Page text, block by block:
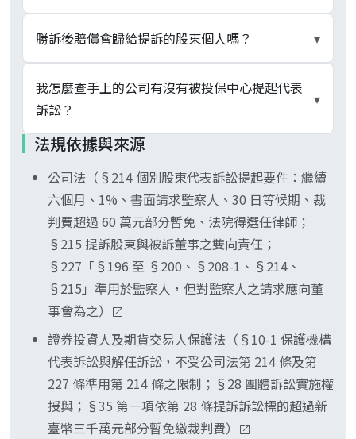
1%、繼續六個月、書面請求監察人、30 日等候期
等要件，一般民事訴訟無此持股或期間要件。相關
§227）見 references。
求監察人、監察人 30 日不提訴。投保中心代表訴
訟由投保法 §10-1 規範，由投保中心代位上市櫃
道 1% 與六個月持股要件之限制、亦不必先請求監
察人；該條於 98/5/20 增訂、109/5/22 修正擴大
適用範圍含興櫃公司與操縱、內線交易等市場秩序
事項。兩條軌道並行不互斥，實務上以投保中心軌
個別股東代表訴訟訂有部分暫免機制：裁判費 60
萬元以下部分按民事訴訟法計徵、超過部分暫免徵
收，避免高額爭議標的之裁判費直接擋下訴訟啟
動。同時法院得命提訴股東提供相當之擔保、敗訴
制。投保中心軌道則另有一套減免：投保中心發起
的團體訴訟，訴訟標的超過 3,000 萬元的部分暫免
繳裁判費，與個別股東的 60 萬元門檻屬不同法
源、不同上限。相關條文（公司法 §214，投保法
§28、§35）見 references。
勝訴後賠償會歸給提訴的股東個人嗎？ ▾
不會。代表訴訟之被告為董事或監察人，求償標的
為公司因董事行為所受之損害，勝訴賠償歸公司、
不是歸提訴股東個人。賠償進公司後增加可分配盈
餘，再依各公司章程與股利政策、以盈餘分派方式
回流全體股東；提訴股東與其他股東以同一持股比
率分享回流。若是要求董事直接賠償給投資人個人
（例如不實財報導致買進股票之損失），那是依民
法侵權行為或證交法不實財報責任之民事求償，與
代表訴訟的法源與賠償歸屬均不同。代表訴訟的條
文（公司法 §214，及準用至監察人的 §227）見
references。
我怎麼查手上的公司有沒有被投保中心提起代表
訴訟？
▾
兩個一手揭露管道。第一個是投保中心
sfipc.org.tw「代表訴訟及解任訴訟」專區，公告
進行中與已結案之代表訴訟案件彙總表，是投保中
心自身發動代表訴訟之公開清單。第二個是證交所
公司治理中心 cgc.twse.com.tw「投保中心現正進
行中之團體求償相關訴訟案件」專頁，同步呈現投
保中心已對上市櫃公司啟動之求償案件。公司本身
亦會在公開資訊觀測站（mops.twse.com.tw）
「重大訊息」項下揭露涉訟事項。公司治理評鑑指
標構面亦會把董事監察人涉訟與揭露列入評鑑，連
續落到後段班即是長期治理風險的訊號。
法規依據與來源
公司法（§214 個別股東代表訴訟提起要件：繼續
六個月、1%、書面請求監察人、30 日等候期、裁
判費超過 60 萬元部分暫免、法院得選任律師；
§215 提訴股東與被訴董事之雙向責任；
§227「§196 至 §200、§208-1、§214、
§215」準用於監察人，但對監察人之請求應向董
事會為之）
證券投資人及期貨交易人保護法（§10-1 保護機構
代表訴訟與解任訴訟，不受公司法第 214 條及第
227 條準用第 214 條之限制；§28 團體訴訟實施權
授與；§35 第一項依第 28 條提訴訴訟標的超過新
臺幣三千萬元部分暫免繳裁判費）